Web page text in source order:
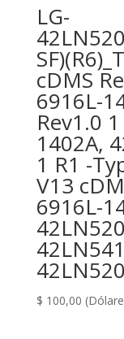
LG-
cDMS
6916L-
Rev1.0
1402A,
1 R1 -
V13
6916L-
$ 100,00